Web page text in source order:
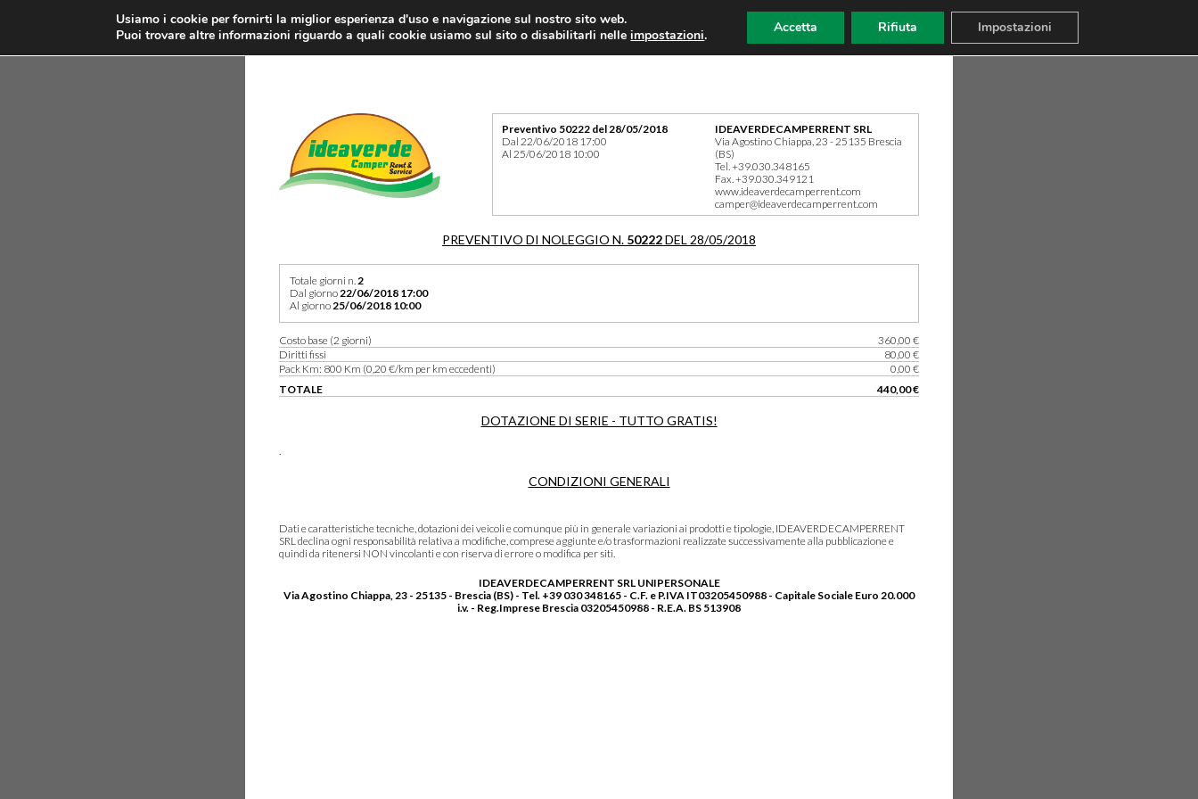
IDEAVERDECAMPERRENT SRL
Via Agostino Chiappa, 23 - 25135 Brescia
(BS)
Tel. +39.030.348165
Fax. +39.030.349121
www.ideaverdecamperrent.com
camper@ideaverdecamperrent.com
Preventivo 50222 del 28/05/2018
Dal 22/06/2018 17:00
Al 25/06/2018 10:00
PREVENTIVO DI NOLEGGIO N. 50222DEL 28/05/2018
Totale giorni n.2
Dal giorno22/06/2018 17:00
Al giorno25/06/2018 10:00
Costo base (2 giorni)
360,00 €
Diritti fissi
80,00 €
Pack Km: 800 Km (0,20 €/km per km eccedenti)
0,00 €
TOTALE
440,00 €
DOTAZIONE DI SERIE - TUTTO GRATIS!
.
CONDIZIONI GENERALI
Dati e caratteristiche tecniche, dotazioni dei veicoli e comunque più in generale variazioni ai prodotti e tipologie, IDEAVERDECAMPERRENT
SRL declina ogni responsabilità relativa a modifiche, comprese aggiunte e/o trasformazioni realizzate successivamente alla pubblicazione e
quindi da ritenersi NON vincolanti e con riserva di errore o modifica per siti.
IDEAVERDECAMPERRENT SRL UNIPERSONALE
Via Agostino Chiappa, 23 - 25135 - Brescia (BS) - Tel. +39 030 348165 - C.F. e P.IVA IT03205450988 - Capitale Sociale Euro 20.000
i.v. - Reg.Imprese Brescia 03205450988 - R.E.A. BS 513908
Usiamo i cookie per fornirti la miglior esperienza d'uso e navigazione sul nostro sito web.
Puoi trovare altre informazioni riguardo a quali cookie usiamo sul sito o disabilitarli nelleimpostazioni. Accetta Rifiuta Impostazioni